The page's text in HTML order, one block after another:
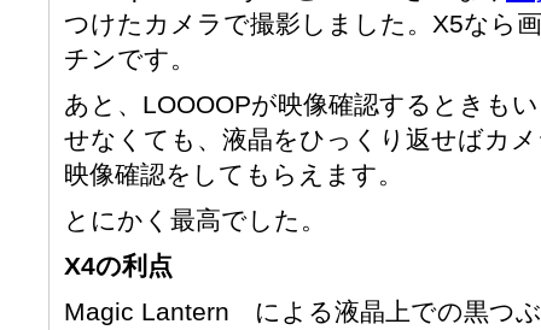
つけたカメラで撮影しました。X5なら
チンです。
あと、LOOOOPが映像確認するときも
せなくても、液晶をひっくり返せばカ
映像確認をしてもらえます。
とにかく最高でした。
X4の利点
Magic Lantern による液晶上での黒つ